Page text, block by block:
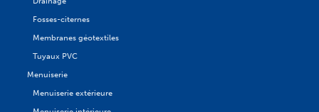
Fosses-citernes
Membranes géotextiles
Tuyaux PVC
Menuiserie
Menuiserie extérieure